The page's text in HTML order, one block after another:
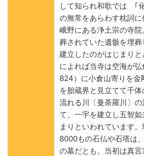
して知られ和歌では ｢
の無常をあらわす枕詞
峨野にある浄土宗の寺
葬されていた遺骸を埋
建立したのがはじまり
によれば当寺は空海が弘
824）に小倉山寄りを金
を胎蔵界と見立てて千
流れる川〔曼荼羅川〕
て、一宇を建立し五智
まりといわれています
8000もの石仏や石塔は
の墓だとも。当初は真